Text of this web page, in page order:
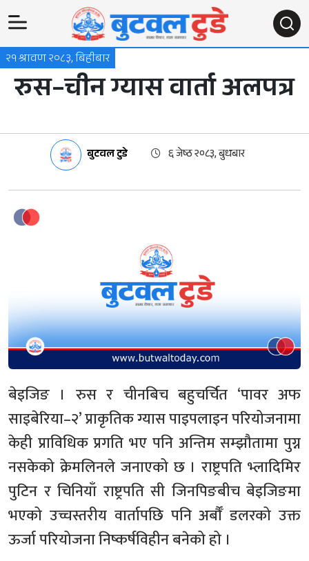
२१ श्रावण २०८३, बिहीबार
रुस–चीन ग्यास वार्ता अलपत्र
बुटवल टुडे ६ जेष्ठ २०८३, बुधबार
बेइजिङ । रुस र चीनबिच बहुचर्चित ‘पावर अफ
साइबेरिया–२’ प्राकृतिक ग्यास पाइपलाइन परियोजनामा
केही प्राविधिक प्रगति भए पनि अन्तिम सम्झौतामा पुग्न
नसकेको क्रेमलिनले जनाएको छ । राष्ट्रपति भ्लादिमिर
पुटिन र चिनियाँ राष्ट्रपति सी जिनपिङबीच बेइजिङमा
भएको उच्चस्तरीय वार्तापछि पनि अर्बौँ डलरको उक्त
ऊर्जा परियोजना निष्कर्षविहीन बनेको हो ।